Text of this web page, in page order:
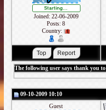
Joined: 22-06-2009
Posts: 8
Country:
The following user says thank you to
09-10-2009 10:10
Guest